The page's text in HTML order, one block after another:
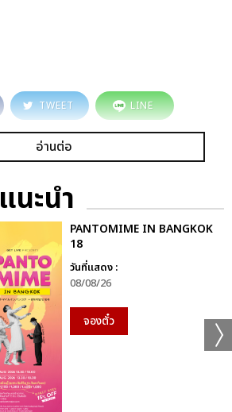
TWEET LINE
อ่านต่อ
แนะนำ
PANTOMIME IN BANGKOK
18
วันที่แสดง :
08/08/26
จองตั๋ว